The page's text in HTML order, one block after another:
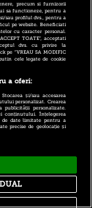
precum si furnizorii
sa functioneze, pentru a
sau profilul dvs., pentru a
pe website. Beneficiati
cu caracter personal.
TOATE”, acceptati
dvs. cu privire la
pe “VREAU SA MODIFIC
cele legate de cookie
a oferi:
și/sau accesarea
personalizat. Crearea
publicității personalizate.
conținutului. Înțelegerea
de date limitate pentru a
precise de geolocație și